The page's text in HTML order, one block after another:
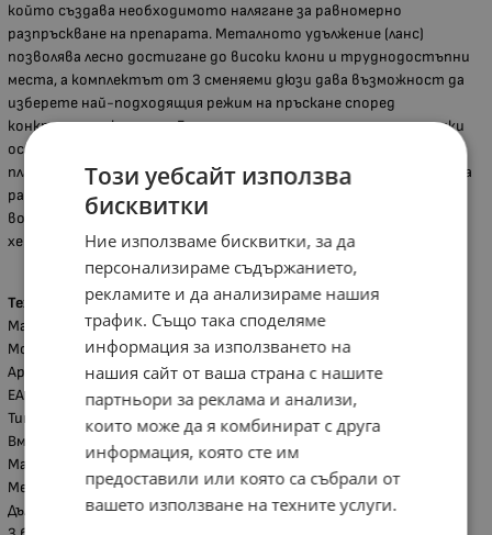
който създава необходимото налягане за равномерно
разпръскване на препарата. Металното удължение (ланс)
позволява лесно достигане до високи клони и труднодостъпни
места, а комплектът от 3 сменяеми дюзи дава възможност да
изберете най-подходящия режим на пръскане според
конкретната култура. Ергономичните регулируеми презрамки
осигуряват комфорт при продължителна работа, а здравият
пластмасов резервоар е устойчив на обичайните препарати за
растителна защита. Моделът е предназначен за използване с
водни разтвори на течни торове, фунгициди, инсектициди,
хербициди и препарати за дезинфекция.
Технически характеристики:
Марка: Marosa Garden
Модел: MG-KS16L
Артикулен номер: 189153
EAN: 3800233879070
Тип: Ръчна гръбна пръскачка
Вместимост: 16 литра
Максимално налягане: 3 bar
Метално удължение (ланс) до 80 см
Дължина на маркуча: 120 см
Този уебсайт използва
бисквитки
Ние използваме бисквитки, за да
персонализираме съдържанието,
рекламите и да анализираме нашия
трафик. Също така споделяме
информация за използването на
нашия сайт от ваша страна с нашите
партньори за реклама и анализи,
които може да я комбинират с друга
информация, която сте им
предоставили или която са събрали от
вашето използване на техните услуги.